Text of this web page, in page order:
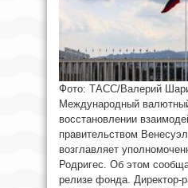
Фото: ТАСС/Валерий
Международный
восстановлении
правительством
возглавляет
Родригес. Об этом
релизе фонда. Директор-